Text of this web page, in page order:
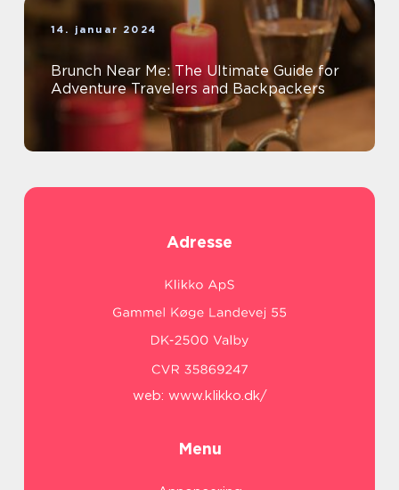
14. januar 2024
Brunch Near Me: The Ultimate Guide for
Adventure Travelers and Backpackers
Adresse
web: www.klikko.dk/
Menu